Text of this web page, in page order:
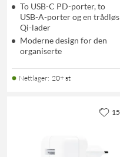
To USB-C PD-porter, to
USB-A-porter og en trådløs
Qi-lader
Moderne design for den
organiserte
Nettlager: 20+ st
15